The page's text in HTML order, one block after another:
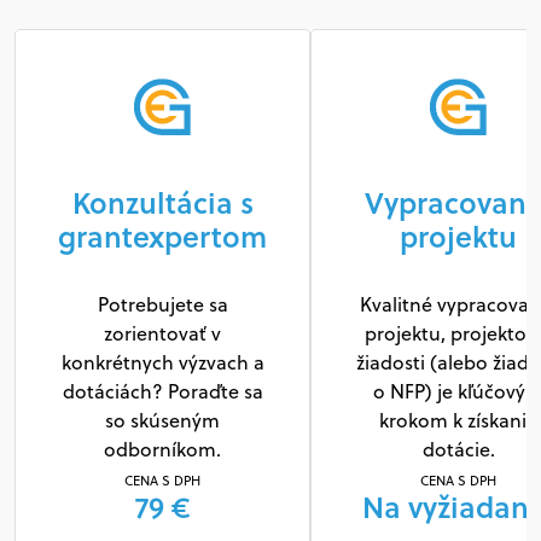
Konzultácia s
grantexpertom
Potrebujete sa
zorientovať v
konkrétnych výzvach a
dotáciách? Poraďte sa
so skúseným
odborníkom.
CENA S DPH
79 €
projektu
Kvalitné
projektu,
žiadosti (alebo
o NFP) je
krokom k získaniu
dotácie.
CENA S DPH
Na